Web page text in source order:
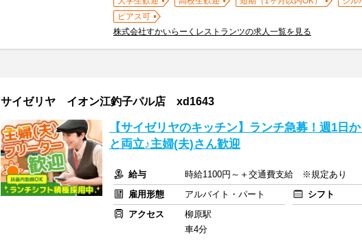
ピアス可
株式会社すかいらーくレストランツの求人一覧を見る
サイゼリヤ イオン江釣子パル店 xd1643
【サイゼリヤのキッチン】ランチ急募！週1日
と両立♪主婦(夫)さん歓迎
給与
時給1100円～＋交通費支給 ※規定あり
雇用形態
アルバイト・パート シフト
アクセス
柳原駅
車4分